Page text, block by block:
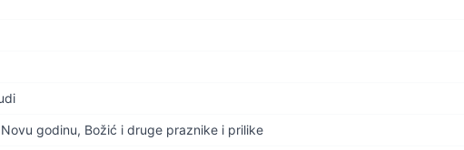
godinu, Božić i druge praznike i prilike